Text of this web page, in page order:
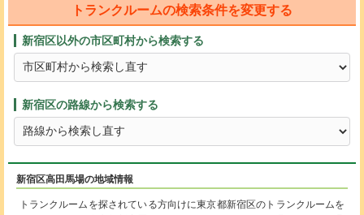
トランクルームの検索条件を変更する
新宿区以外の市区町村から検索する
新宿区の路線から検索する
新宿区高田馬場の地域情報
トランクルームを探されている方向けに東京都新宿区のトランクルームを